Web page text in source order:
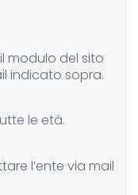
modulo del sito
indicato sopra.
le età.
l’ente via mail